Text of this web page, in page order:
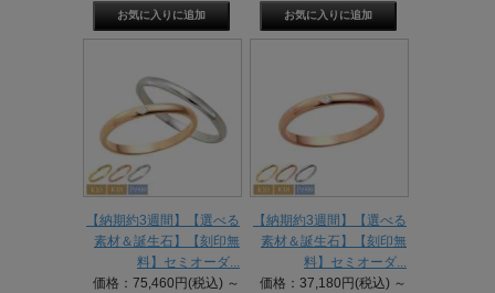
【納期約3週間】【選べる
素材＆誕生石】【刻印無
料】セミオーダ...
価格：75,460円(税込) ～
【納期約3週間】【選べる
素材＆誕生石】【刻印無
料】セミオーダ...
価格：37,180円(税込) ～